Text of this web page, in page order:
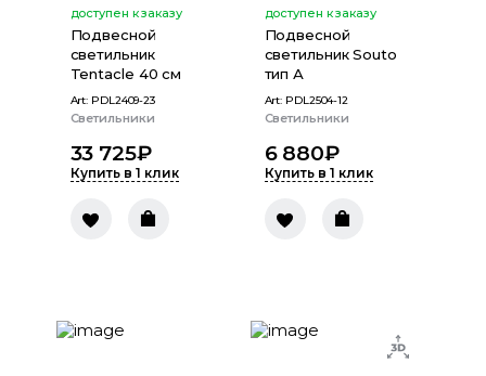
доступен к заказу
Подвесной
светильник
Tentacle 40 см
Art: PDL2409-23
Светильники
33 725₽
Купить в 1 клик
доступен к заказу
Подвесной
светильник Souto
тип А
Art: PDL2504-12
Светильники
6 880₽
Купить в 1 клик